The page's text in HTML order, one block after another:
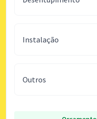
Instalação
Outros